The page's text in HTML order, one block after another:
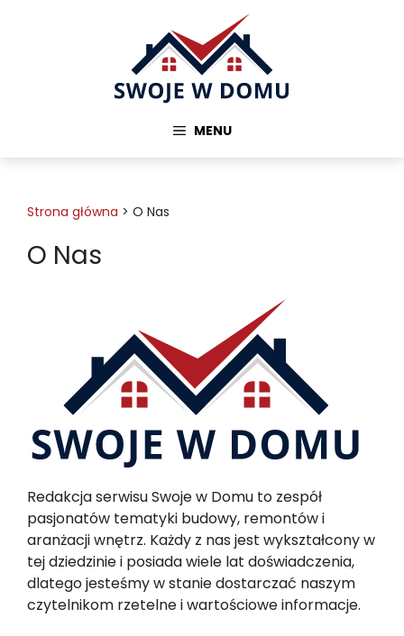
MENU
Strona główna > O Nas
O Nas
Redakcja serwisu Swoje w Domu to zespół
pasjonatów tematyki budowy, remontów i
aranżacji wnętrz. Każdy z nas jest wykształcony w
tej dziedzinie i posiada wiele lat doświadczenia,
dlatego jesteśmy w stanie dostarczać naszym
czytelnikom rzetelne i wartościowe informacje.